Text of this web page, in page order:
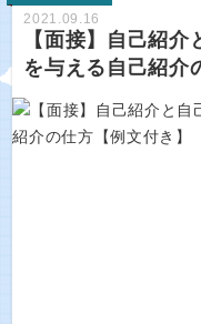
2021.09.16
【面接】自己紹
を与える自己紹介